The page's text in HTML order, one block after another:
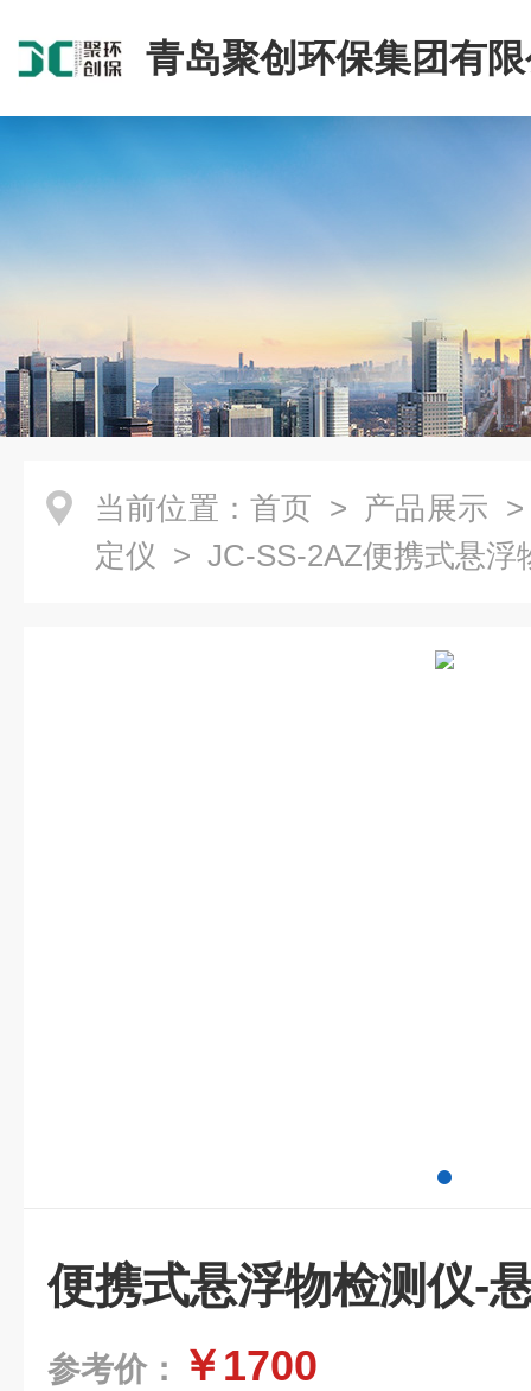
青岛聚创环保集团有
当前位置： 首页 > 产品展示
定仪 > JC-SS-2AZ便携式悬浮
便携式悬浮物检测仪-
参考价： ￥1700